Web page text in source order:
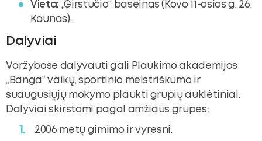
Vieta: „Girstučio“ baseinas (Kovo 11-osios g. 26,
Kaunas).
Dalyviai
Varžybose dalyvauti gali Plaukimo akademijos
„Banga“ vaikų, sportinio meistriškumo ir
suaugusiųjų mokymo plaukti grupių auklėtiniai.
Dalyviai skirstomi pagal amžiaus grupes:
2006 metų gimimo ir vyresni.